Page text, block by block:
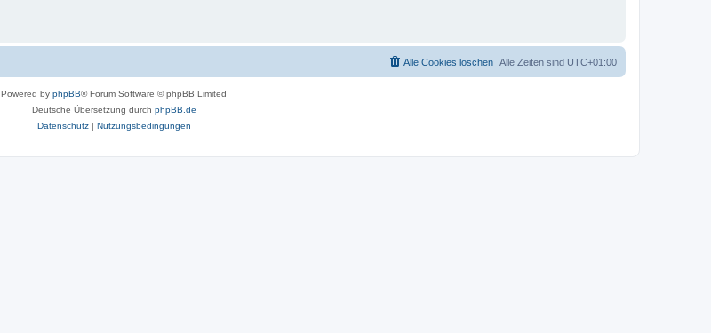
Alle Zeiten sind UTC+01:00
Alle Cookies löschen
Powered by phpBB® Forum Software © phpBB Limited
Deutsche Übersetzung durch phpBB.de
Datenschutz| Nutzungsbedingungen